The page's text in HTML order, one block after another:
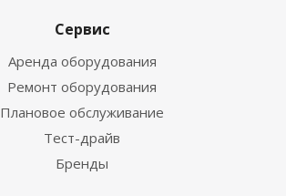
Сервис
Аренда оборудования
Ремонт оборудования
Плановое обслуживание
Тест-драйв
Бренды